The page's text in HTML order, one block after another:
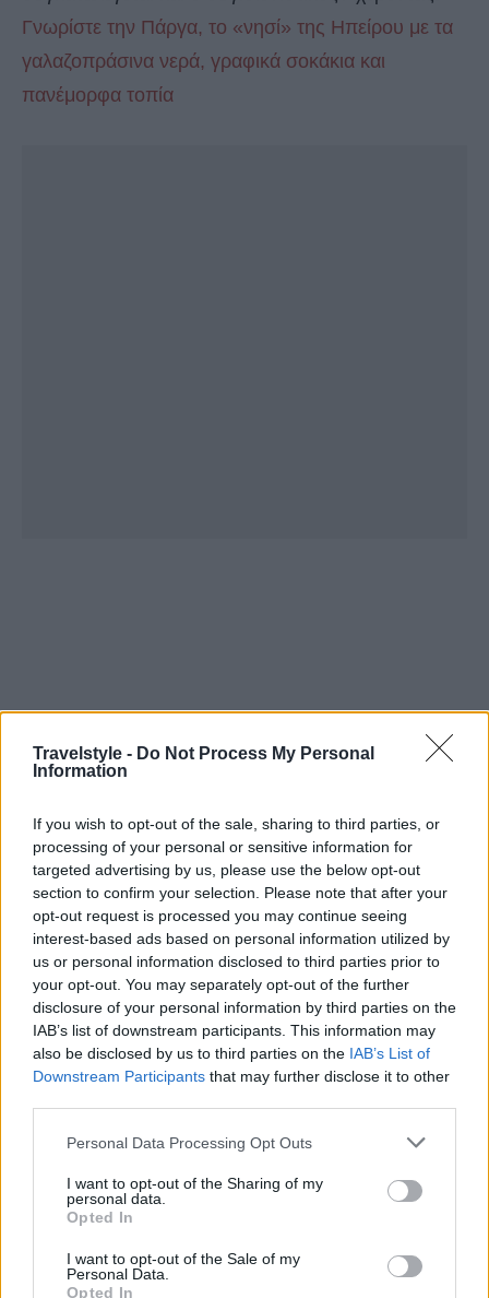
Travelstyle - Do Not Process My Personal
Information
If you wish to opt-out of the sale, sharing to third parties, or
processing of your personal or sensitive information for
targeted advertising by us, please use the below opt-out
section to confirm your selection. Please note that after your
opt-out request is processed you may continue seeing
interest-based ads based on personal information utilized by
us or personal information disclosed to third parties prior to
your opt-out. You may separately opt-out of the further
disclosure of your personal information by third parties on the
IAB’s list of downstream participants. This information may
also be disclosed by us to third parties on the IAB’s List of
Downstream Participants that may further disclose it to other
Please note that this website/app uses one or more Google
not limited to your visit or usage behaviour. You may click to
grant or deny consent to Google and its third-party tags to
use your data for below specified purposes in below Google
consent section.
Personal Data Processing Opt Outs
I want to opt-out of the Sharing of my
personal data.
Opted In
I want to opt-out of the Sale of my
Personal Data.
Opted In
Γνωρίστε την Πάργα, το «νησί» της Ηπείρου με τα
γαλαζοπράσινα νερά, γραφικά σοκάκια και
πανέμορφα τοπία
Πάργα